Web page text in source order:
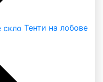
Тенти на лобове